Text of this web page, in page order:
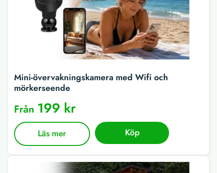
Mini-övervakningskamera med Wifi och
mörkerseende
Från 199 kr
Läs mer Köp